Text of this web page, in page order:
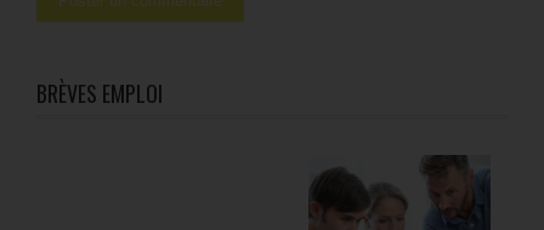
BRÈVES EMPLOI